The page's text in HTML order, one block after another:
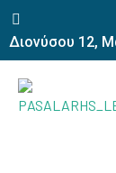
Διονύσου 12,